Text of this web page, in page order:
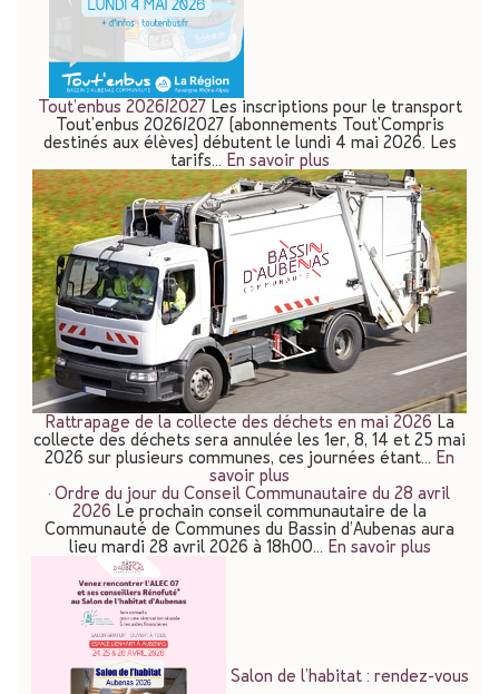
Tout’enbus 2026/2027 Les inscriptions pour le transport
Tout'enbus 2026/2027 (abonnements Tout'Compris
destinés aux élèves) débutent le lundi 4 mai 2026. Les
tarifs… En savoir plus
Rattrapage de la collecte des déchets en mai 2026 La
collecte des déchets sera annulée les 1er, 8, 14 et 25 mai
2026 sur plusieurs communes, ces journées étant… En
savoir plus
Ordre du jour du Conseil Communautaire du 28 avril
2026 Le prochain conseil communautaire de la
Communauté de Communes du Bassin d’Aubenas aura
lieu mardi 28 avril 2026 à 18h00… En savoir plus
Salon de l’habitat : rendez-vous